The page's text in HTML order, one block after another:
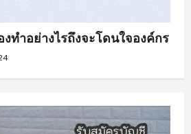
ทำอย่างไรถึงจะโดนใจองค์กร